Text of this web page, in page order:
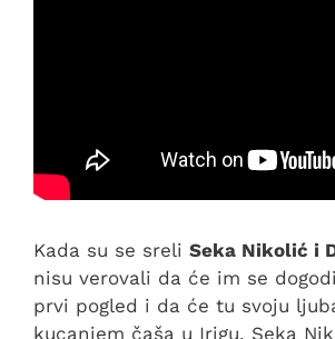
Kada su se sreli Seka Nikolić i
nisu verovali da će im se
prvi pogled i da će tu svoju
kucanjem čaša u Irigu. Seka